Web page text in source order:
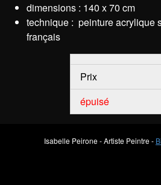
dimensions : 140 x 70 cm
technique : peinture acrylique
français
Prix
épuisé
Isabelle Peirone - Artiste Peintre -